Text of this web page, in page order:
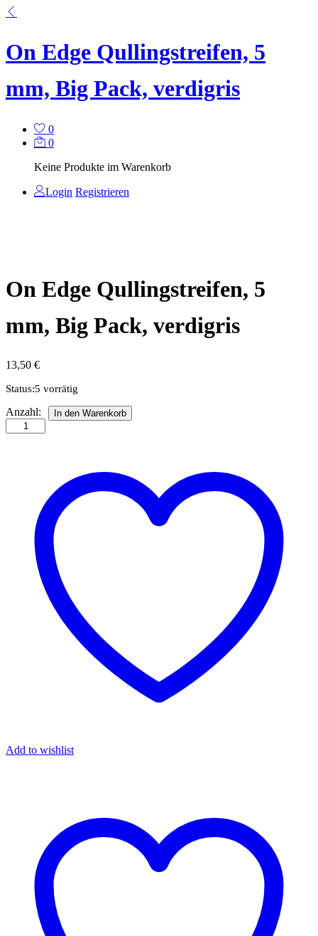
On Edge Qullingstreifen, 5
mm, Big Pack, verdigris
0
0
Keine Produkte im Warenkorb
Login Registrieren
On Edge Qullingstreifen, 5
mm, Big Pack, verdigris
13,50 €
Status:5 vorrätig
On
Edge
Qullingstreifen,
Anzahl: In den Warenkorb
Add to wishlist